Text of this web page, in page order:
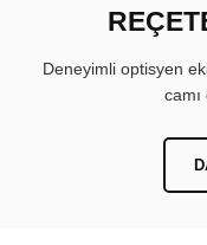
Deneyimli optisyen